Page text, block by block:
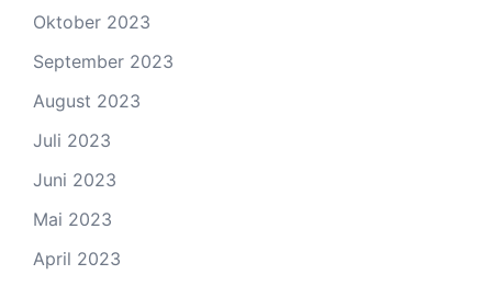
Oktober 2023
September 2023
August 2023
Juli 2023
Juni 2023
Mai 2023
April 2023